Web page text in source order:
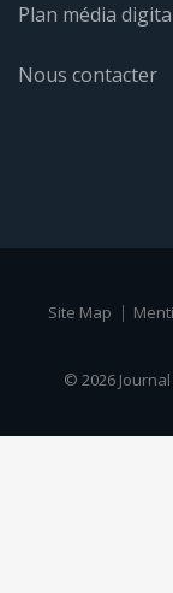
Plan média
Nous contacter
Site Map
© 2026